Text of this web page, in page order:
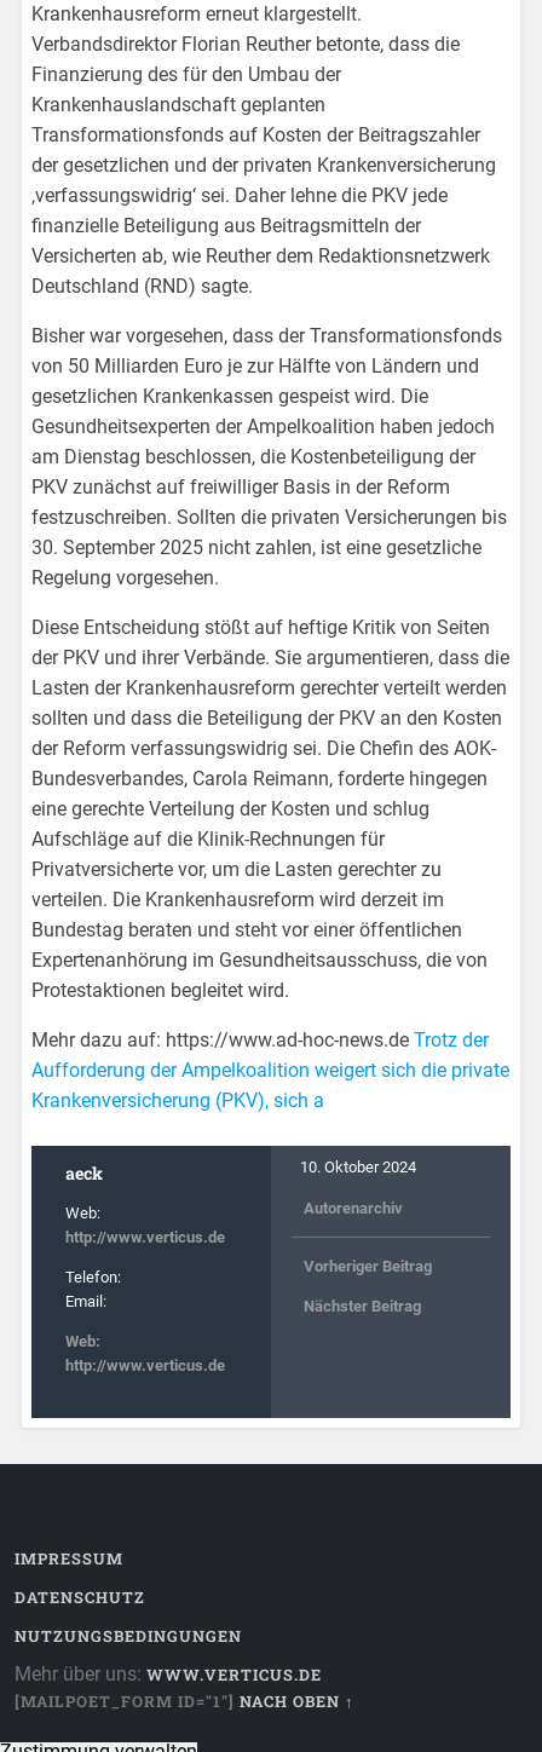
Krankenhausreform erneut klargestellt.
Verbandsdirektor Florian Reuther betonte, dass die
Finanzierung des für den Umbau der
Krankenhauslandschaft geplanten
Transformationsfonds auf Kosten der Beitragszahler
der gesetzlichen und der privaten Krankenversicherung
‚verfassungswidrig‘ sei. Daher lehne die PKV jede
finanzielle Beteiligung aus Beitragsmitteln der
Versicherten ab, wie Reuther dem Redaktionsnetzwerk
Deutschland (RND) sagte.
Bisher war vorgesehen, dass der Transformationsfonds
von 50 Milliarden Euro je zur Hälfte von Ländern und
gesetzlichen Krankenkassen gespeist wird. Die
Gesundheitsexperten der Ampelkoalition haben jedoch
am Dienstag beschlossen, die Kostenbeteiligung der
PKV zunächst auf freiwilliger Basis in der Reform
festzuschreiben. Sollten die privaten Versicherungen bis
30. September 2025 nicht zahlen, ist eine gesetzliche
Regelung vorgesehen.
Diese Entscheidung stößt auf heftige Kritik von Seiten
der PKV und ihrer Verbände. Sie argumentieren, dass die
Lasten der Krankenhausreform gerechter verteilt werden
sollten und dass die Beteiligung der PKV an den Kosten
der Reform verfassungswidrig sei. Die Chefin des AOK-
Bundesverbandes, Carola Reimann, forderte hingegen
eine gerechte Verteilung der Kosten und schlug
Aufschläge auf die Klinik-Rechnungen für
Privatversicherte vor, um die Lasten gerechter zu
verteilen. Die Krankenhausreform wird derzeit im
Bundestag beraten und steht vor einer öffentlichen
Expertenanhörung im Gesundheitsausschuss, die von
Protestaktionen begleitet wird.
Mehr dazu auf: https://www.ad-hoc-news.de Trotz der
Aufforderung der Ampelkoalition weigert sich die private
Krankenversicherung (PKV), sich a
aeck
Web:
http://www.verticus.de
Telefon:
Email:
Web:
http://www.verticus.de
10. Oktober 2024
Autorenarchiv
Vorheriger Beitrag
Nächster Beitrag
IMPRESSUM
DATENSCHUTZ
NUTZUNGSBEDINGUNGEN
Mehr über uns: WWW.VERTICUS.DE
[MAILPOET_FORM ID="1"] NACH OBEN ↑